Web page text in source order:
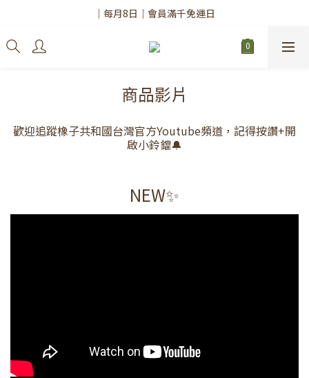
✨註冊會員請務必填寫「真實姓名」
｜每月8日｜會員滿千免運日
✨註冊會員請務必填寫「真實姓名」
商品影片
歡迎追蹤橡子共和國台灣官方Youtube頻道，記得按讚+開
啟小鈴鐺🔔
NEW✨